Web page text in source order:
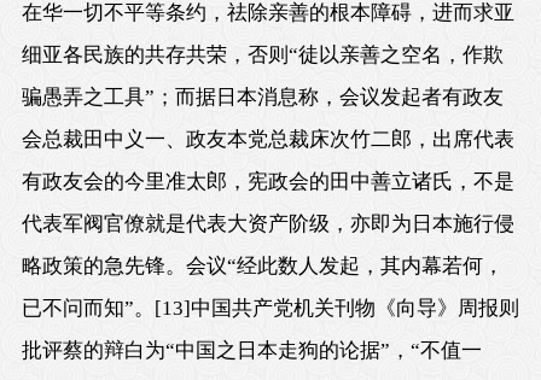
在华一切不平等条约，祛除亲善的根本障碍，进而求亚
细亚各民族的共存共荣，否则“徒以亲善之空名，作欺
骗愚弄之工具”；而据日本消息称，会议发起者有政友
会总裁田中义一、政友本党总裁床次竹二郎，出席代表
有政友会的今里准太郎，宪政会的田中善立诸氏，不是
代表军阀官僚就是代表大资产阶级，亦即为日本施行侵
略政策的急先锋。会议“经此数人发起，其内幕若何，
已不问而知”。
[13] 中国共产党机关刊物《向导》周报则
批评蔡的辩白为“中国之日本走狗的论据”，“不值一